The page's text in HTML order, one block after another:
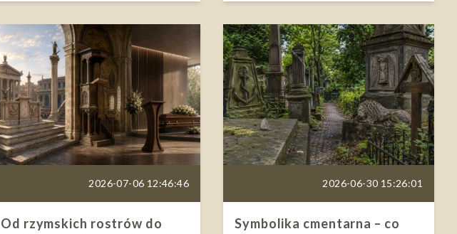
2026-07-06 12:46:46
Od rzymskich rostrów do
2026-06-30 15:26:01
Symbolika cmentarna – co